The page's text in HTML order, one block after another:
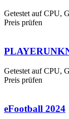
Getestet auf CPU,
Preis prüfen
Getestet auf CPU,
Preis prüfen
eFootball 2024